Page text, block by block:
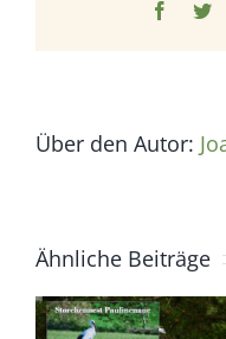
Über den Autor:
Ähnliche Beiträge